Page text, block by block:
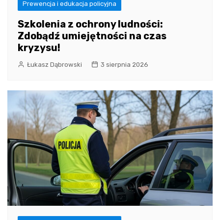
Prewencja i edukacja policyjna
Szkolenia z ochrony ludności:
Zdobądź umiejętności na czas
kryzysu!
Łukasz Dąbrowski 3 sierpnia 2026